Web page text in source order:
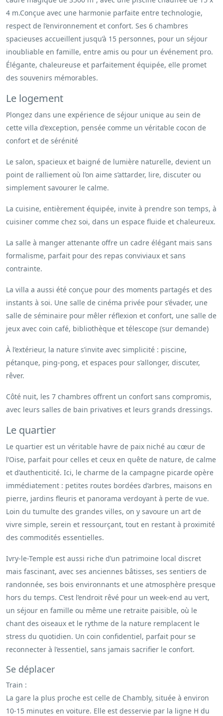
4 m.Conçue avec une harmonie parfaite entre technologie,
respect de l’environnement et confort. Ses 6 chambres
spacieuses accueillent jusqu’à 15 personnes, pour un séjour
inoubliable en famille, entre amis ou pour un événement pro.
Élégante, chaleureuse et parfaitement équipée, elle promet
des souvenirs mémorables.
Le logement
Plongez dans une expérience de séjour unique au sein de
cette villa d’exception, pensée comme un véritable cocon de
confort et de sérénité
Le salon, spacieux et baigné de lumière naturelle, devient un
point de ralliement où l’on aime s’attarder, lire, discuter ou
simplement savourer le calme.
La cuisine, entièrement équipée, invite à prendre son temps, à
cuisiner comme chez soi, dans un espace fluide et chaleureux.
La salle à manger attenante offre un cadre élégant mais sans
formalisme, parfait pour des repas conviviaux et sans
contrainte.
La villa a aussi été conçue pour des moments partagés et des
instants à soi. Une salle de cinéma privée pour s’évader, une
salle de séminaire pour mêler réflexion et confort, une salle de
jeux avec coin café, bibliothèque et télescope (sur demande)
À l’extérieur, la nature s’invite avec simplicité : piscine,
pétanque, ping-pong, et espaces pour s’allonger, discuter,
rêver.
Côté nuit, les 7 chambres offrent un confort sans compromis,
avec leurs salles de bain privatives et leurs grands dressings.
Le quartier
Le quartier est un véritable havre de paix niché au cœur de
l’Oise, parfait pour celles et ceux en quête de nature, de calme
et d’authenticité. Ici, le charme de la campagne picarde opère
immédiatement : petites routes bordées d’arbres, maisons en
pierre, jardins fleuris et panorama verdoyant à perte de vue.
Loin du tumulte des grandes villes, on y savoure un art de
vivre simple, serein et ressourçant, tout en restant à proximité
des commodités essentielles.
Ivry-le-Temple est aussi riche d’un patrimoine local discret
mais fascinant, avec ses anciennes bâtisses, ses sentiers de
randonnée, ses bois environnants et une atmosphère presque
hors du temps. C’est l’endroit rêvé pour un week-end au vert,
un séjour en famille ou même une retraite paisible, où le
chant des oiseaux et le rythme de la nature remplacent le
stress du quotidien. Un coin confidentiel, parfait pour se
reconnecter à l’essentiel, sans jamais sacrifier le confort.
Se déplacer
Train :
La gare la plus proche est celle de Chambly, située à environ
10-15 minutes en voiture. Elle est desservie par la ligne H du